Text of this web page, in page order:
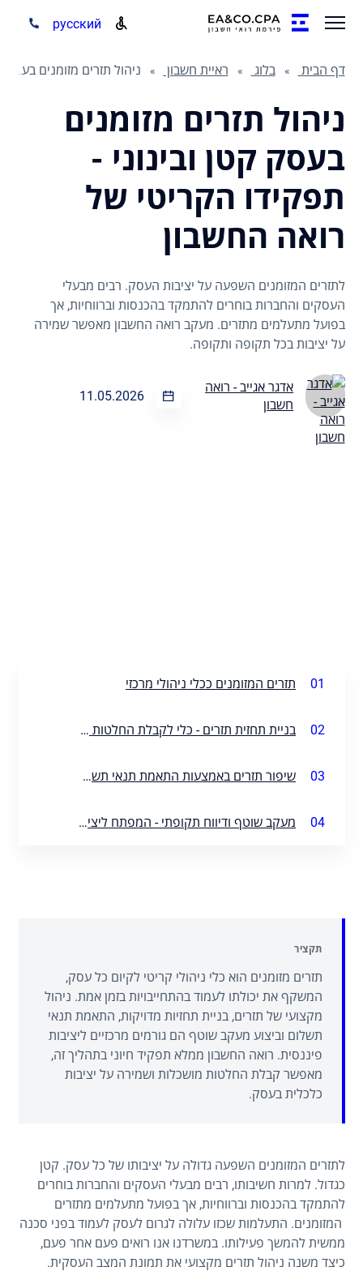
русский
דף הבית בלוג ראיית חשבון ניהול תזרים מזומנים בעסק קטן ובינוני - תפקידו הקריטי של רואה החשבון
ניהול תזרים מזומנים
בעסק קטן ובינוני -
תפקידו הקריטי של
רואה החשבון
לתזרים המזומנים השפעה על יציבות העסק. רבים מבעלי
העסקים והחברות בוחרים להתמקד בהכנסות וברווחיות, אך
בפועל מתעלמים מתזרים. מעקב רואה החשבון מאפשר שמירה
על יציבות בכל תקופה ותקופה.
אדגר אגייב - רואה
חשבון
11.05.2026
01 תזרים המזומנים ככלי ניהולי מרכזי
02 בניית תחזית תזרים - כלי לקבלת החלטות מושכלות
03 שיפור תזרים באמצעות התאמת תנאי תשלום
04 מעקב שוטף ודיווח תקופתי - המפתח ליציבות
תקציר
תזרים מזומנים הוא כלי ניהולי קריטי לקיום כל עסק,
המשקף את יכולתו לעמוד בהתחייבויות בזמן אמת. ניהול
מקצועי של תזרים, בניית תחזיות מדויקות, התאמת תנאי
תשלום וביצוע מעקב שוטף הם גורמים מרכזיים ליציבות
פיננסית. רואה החשבון ממלא תפקיד חיוני בתהליך זה,
מאפשר קבלת החלטות מושכלות ושמירה על יציבות
כלכלית בעסק.
לתזרים המזומנים השפעה גדולה על יציבותו של כל עסק. קטן
כגדול. למרות חשיבותו, רבים מבעלי העסקים והחברות בוחרים
להתמקד בהכנסות וברווחיות, אך בפועל מתעלמים מתזרים
המזומנים. התעלמות שכזו עלולה לגרום לעסק לעמוד בפני סכנה
ממשית להמשך פעילותו. במשרדנו אנו רואים פעם אחר פעם,
כיצד משנה ניהול תזרים מקצועי את תמונת המצב העסקית.